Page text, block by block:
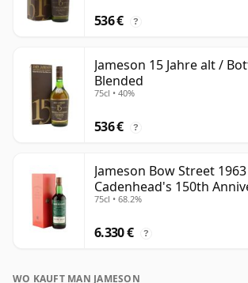
536 € ?
Jameson 15 Jahre alt /
Blended
75cl • 40%
536 € ?
Jameson Bow Street
Cadenhead's 150th
Bottling with Box
75cl • 68.2%
6.330 € ?
WO KAUFT MAN JAMESON